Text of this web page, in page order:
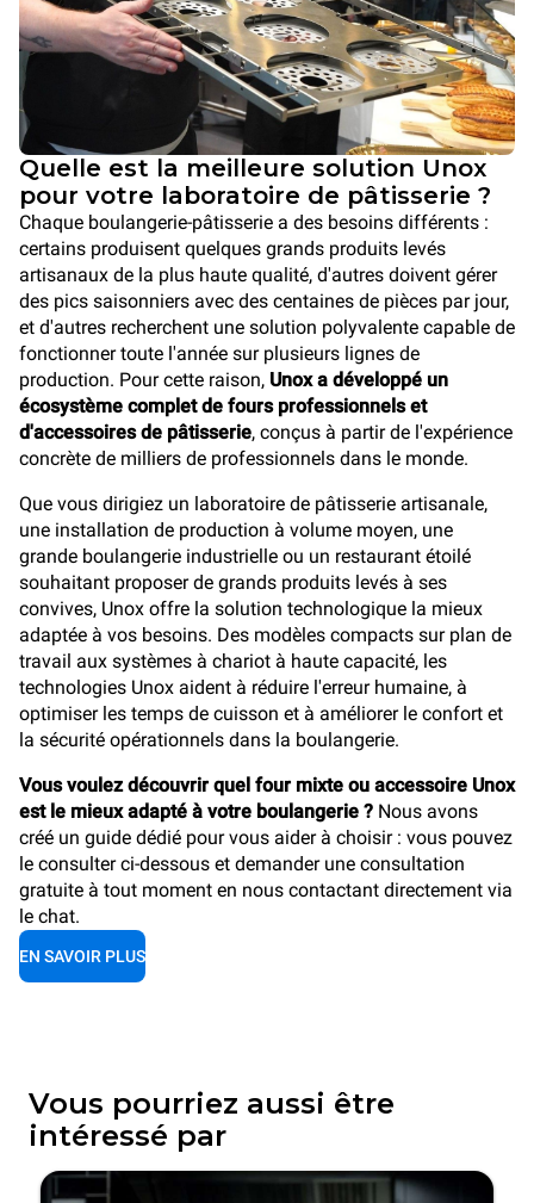
Quelle est la meilleure solution Unox
pour votre laboratoire de pâtisserie ?
Chaque boulangerie-pâtisserie a des besoins différents :
certains produisent quelques grands produits levés
artisanaux de la plus haute qualité, d'autres doivent gérer
des pics saisonniers avec des centaines de pièces par jour,
et d'autres recherchent une solution polyvalente capable de
fonctionner toute l'année sur plusieurs lignes de
production. Pour cette raison, Unox a développé un
écosystème complet de fours professionnels et
d'accessoires de pâtisserie, conçus à partir de l'expérience
concrète de milliers de professionnels dans le monde.
Que vous dirigiez un laboratoire de pâtisserie artisanale,
une installation de production à volume moyen, une
grande boulangerie industrielle ou un restaurant étoilé
souhaitant proposer de grands produits levés à ses
convives, Unox offre la solution technologique la mieux
adaptée à vos besoins. Des modèles compacts sur plan de
travail aux systèmes à chariot à haute capacité, les
technologies Unox aident à réduire l'erreur humaine, à
optimiser les temps de cuisson et à améliorer le confort et
la sécurité opérationnels dans la boulangerie.
Vous voulez découvrir quel four mixte ou accessoire Unox
est le mieux adapté à votre boulangerie ? Nous avons
créé un guide dédié pour vous aider à choisir : vous pouvez
le consulter ci-dessous et demander une consultation
gratuite à tout moment en nous contactant directement via
le chat.
EN SAVOIR PLUS
Vous pourriez aussi être
intéressé par